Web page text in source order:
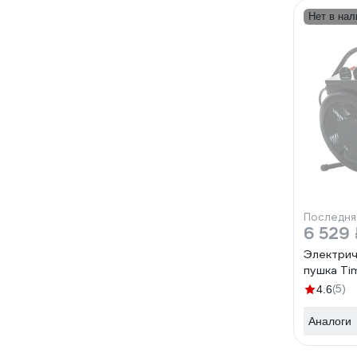
Нет в
6 529
пушка
4.6(5)
Аналоги